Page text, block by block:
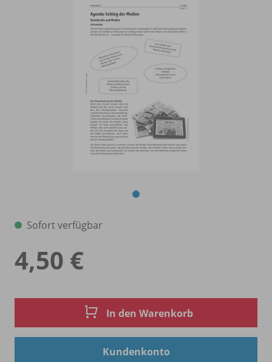
Sofort verfügbar
4,50 €
In den Warenkorb
Kundenkonto